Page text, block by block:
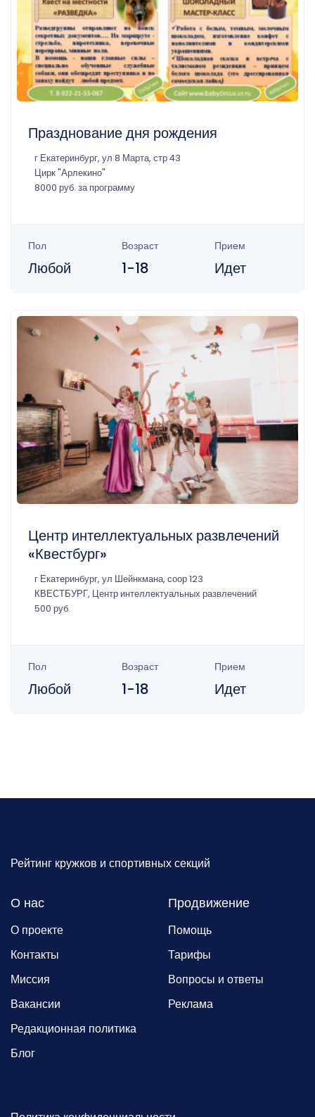
Празднование дня рождения
г Екатеринбург, ул 8 Марта, стр 43
Цирк "Арлекино"
8000 руб. за программу
Пол
Любой
Возраст
1-18
Прием
Идет
Центр интеллектуальных развлечений
«Квестбург»
г Екатеринбург, ул Шейнкмана, соор 123
КВЕСТБУРГ, Центр интеллектуальных развлечений
500 руб.
Пол
Любой
Возраст
1-18
Прием
Идет
Рейтинг кружков и спортивных секций
О нас
О проекте
Контакты
Миссия
Вакансии
Редакционная политика
Блог
Продвижение
Помощь
Тарифы
Вопросы и ответы
Реклама